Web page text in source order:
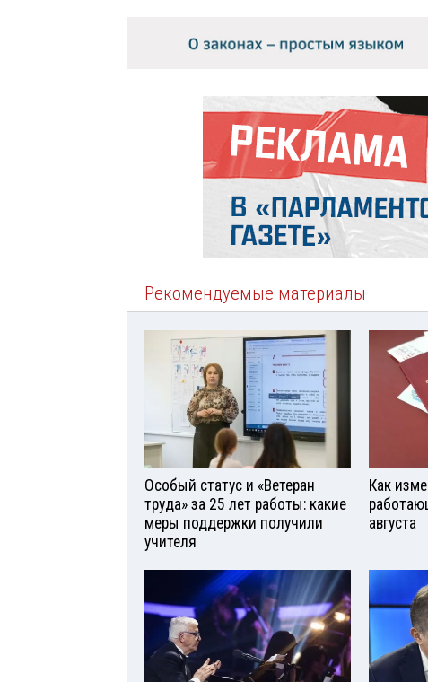
Рекомендуемые материалы
Особый статус и «Ветеран
труда» за 25 лет работы: какие
меры поддержки получили
учителя
Как
августа